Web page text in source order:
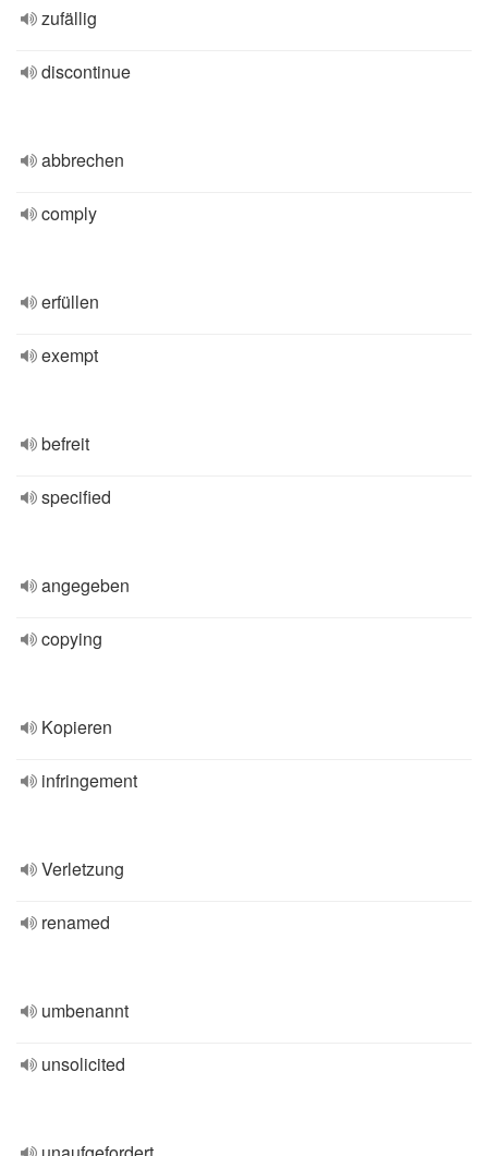
zufällig
discontinue
abbrechen
comply
erfüllen
exempt
befreit
specified
angegeben
copying
Kopieren
infringement
Verletzung
renamed
umbenannt
unsolicited